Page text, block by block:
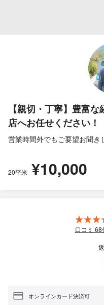
【親切・丁寧】豊富
店へお任せください！
営業時間外でもご要望お聞
20平米 ¥10,000
口コミ 68
オンラインカード決済可